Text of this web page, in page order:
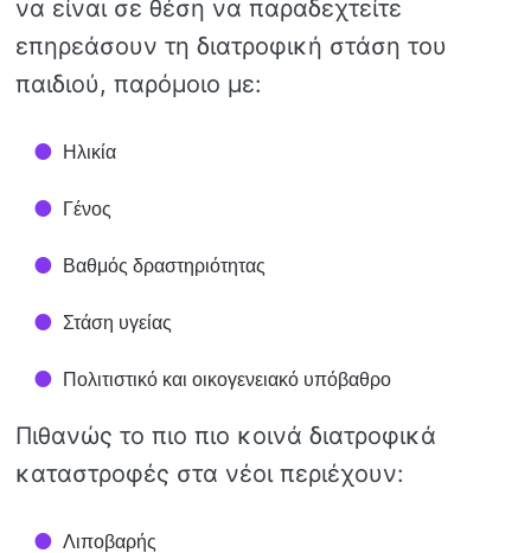
να είναι σε θέση να παραδεχτείτε
επηρεάσουν τη διατροφική στάση του
παιδιού, παρόμοιο με:
Ηλικία
Γένος
Βαθμός δραστηριότητας
Στάση υγείας
Πολιτιστικό και οικογενειακό υπόβαθρο
Πιθανώς το πιο πιο κοινά διατροφικά
καταστροφές στα νέοι περιέχουν:
Λιποβαρής